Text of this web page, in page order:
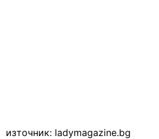
източник: ladymagazine.bg